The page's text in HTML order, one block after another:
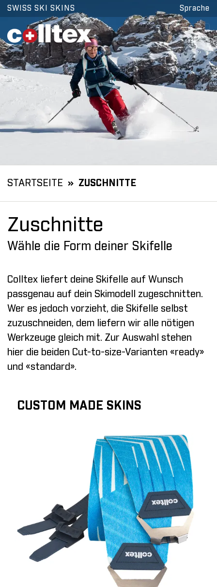
SWISS SKI SKINS Sprache
STARTSEITE ZUSCHNITTE
Zuschnitte
Wähle die Form deiner Skifelle
Colltex liefert deine Skifelle auf Wunsch
passgenau auf dein Skimodell zugeschnitten.
Wer es jedoch vorzieht, die Skifelle selbst
zuzuschneiden, dem liefern wir alle nötigen
Werkzeuge gleich mit. Zur Auswahl stehen
hier die beiden Cut-to-size-Varianten «ready»
und «standard».
CUSTOM MADE SKINS